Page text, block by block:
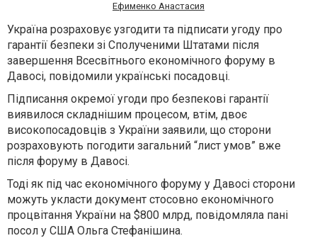
Ефименко Анастасия
Україна розраховує узгодити та підписати угоду про
гарантії безпеки зі Сполученими Штатами після
завершення Всесвітнього економічного форуму в
Давосі, повідомили українські посадовці.
Підписання окремої угоди про безпекові гарантії
виявилося складнішим процесом, втім, двоє
високопосадовців з України заявили, що сторони
розраховують погодити загальний “лист умов” вже
після форуму в Давосі.
Тоді як під час економічного форуму у Давосі сторони
можуть укласти документ стосовно економічного
процвітання України на $800 млрд, повідомляла пані
посол у США Ольга Стефанішина.